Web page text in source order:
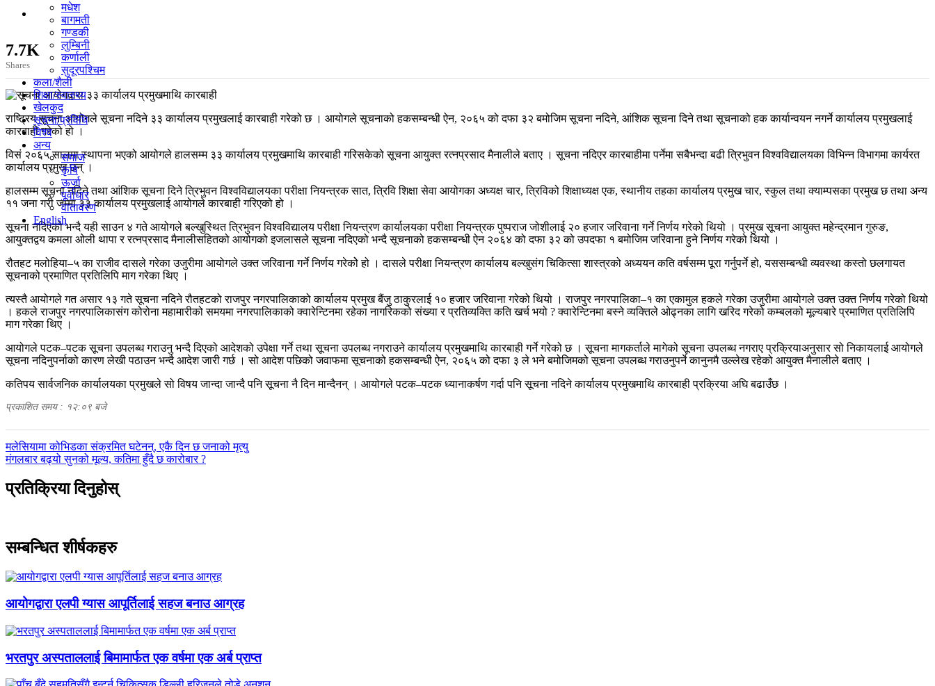
मधेश
बागमती
गण्डकी
लुम्बिनी
कर्णाली
सुदूरपश्चिम
कला/शैली
शिक्षा/स्वास्थ्य
खेलकुद
सूचना/प्रविधि
विश्व
अन्य
समाज
कृषि
ऊर्जा
पूर्वाधार
वातावरण
English
7.7K
Shares
राष्ट्रिय सूचना आयोगले सूचना नदिने ३३ कार्यालय प्रमुखलाई कारबाही गरेको छ । आयोगले सूचनाको हकसम्बन्धी ऐन, २०६५ को दफा ३२ बमोजिम सूचना नदिने, आंशिक सूचना दिने तथा सूचनाको हक कार्यान्वयन नगर्ने कार्यालय प्रमुखलाई
कारबाही गरेको हो ।
विसं २०६५ सालमा स्थापना भएको आयोगले हालसम्म ३३ कार्यालय प्रमुखमाथि कारबाही गरिसकेको सूचना आयुक्त रत्नप्रसाद मैनालीले बताए । सूचना नदिएर कारबाहीमा पर्नेमा सबैभन्दा बढी त्रिभुवन विश्वविद्यालयका विभिन्न विभागमा कार्यरत
कार्यालय प्रमुख छन् ।
हालसम्म सूचना नदिने तथा आंशिक सूचना दिने त्रिभुवन विश्वविद्यालयका परीक्षा नियन्त्रक सात, त्रिवि शिक्षा सेवा आयोगका अध्यक्ष चार, त्रिविको शिक्षाध्यक्ष एक, स्थानीय तहका कार्यालय प्रमुख चार, स्कुल तथा क्याम्पसका प्रमुख छ तथा अन्य
११ जना गरी जम्मा ३३ कार्यालय प्रमुखलाई आयोगले कारबाही गरिएको हो ।
सूचना नदिएको भन्दै यही साउन ४ गते आयोगले बल्खुस्थित त्रिभुवन विश्वविद्यालय परीक्षा नियन्त्रण कार्यालयका परीक्षा नियन्त्रक पुष्पराज जोशीलाई २० हजार जरिवाना गर्ने निर्णय गरेको थियो । प्रमुख सूचना आयुक्त महेन्द्रमान गुरुङ,
आयुक्तद्वय कमला ओली थापा र रत्नप्रसाद मैनालीसहितको आयोगको इजलासले सूचना नदिएको भन्दै सूचनाको हकसम्बन्धी ऐन २०६४ को दफा ३२ को उपदफा १ बमोजिम जरिवाना हुने निर्णय गरेको थियो ।
रौतहट मलोहिया–५ का राजीव दासले गरेका उजुरीमा आयोगले उक्त जरिवाना गर्ने निर्णय गरेकोे हो । दासले परीक्षा नियन्त्रण कार्यालय बल्खुसंग चिकित्सा शास्त्रको अध्ययन कति वर्षसम्म पूरा गर्नुपर्ने हो, यससम्बन्धी व्यवस्था कस्तो छलगायत
सूचनाको प्रमाणित प्रतिलिपि माग गरेका थिए ।
त्यस्तै आयोगले गत असार १३ गते सूचना नदिने रौतहटको राजपुर नगरपालिकाको कार्यालय प्रमुख बैंजु ठाकुरलाई १० हजार जरिवाना गरेको थियो । राजपुर नगरपालिका–१ का एकामुल हकले गरेका उजुरीमा आयोगले उक्त उक्त निर्णय गरेको थियो
। हकले राजपुर नगरपालिकासंग कोरोना महामारीको समयमा नगरपालिकाको क्वारेन्टिनमा रहेका नागरिकको संख्या र प्रतिव्यक्ति कति खर्च भयो ? क्वारेन्टिनमा बस्ने व्यक्तिले ओढ्नका लागि खरिद गरेको कम्बलको मूल्यबारे प्रमाणित प्रतिलिपि
माग गरेका थिए ।
आयोगले पटक–पटक सूचना उपलब्ध गराउनु भन्दै दिएको आदेशको उपेक्षा गर्ने तथा सूचना उपलब्ध नगराउने कार्यालय प्रमुखमाथि कारबाही गर्ने गरेको छ । सूचना मागकर्ताले मागेको सूचना उपलब्ध नगराए प्रक्रियाअनुसार सो निकायलाई आयोगले
सूचना नदिनुपर्नाको कारण लेखी पठाउन भन्दै आदेश जारी गर्छ । सो आदेश पछिको जवाफमा सूचनाको हकसम्बन्धी ऐन, २०६५ को दफा ३ ले भने बमोजिमको सूचना उपलब्ध गराउनुपर्ने कानुनमै उल्लेख रहेको आयुक्त मैनालीले बताए ।
कतिपय सार्वजनिक कार्यालयका प्रमुखले सो विषय जान्दा जान्दै पनि सूचना नै दिन मान्दैनन् । आयोगले पटक–पटक ध्यानाकर्षण गर्दा पनि सूचना नदिने कार्यालय प्रमुखमाथि कारबाही प्रक्रिया अघि बढाउँछ ।
प्रकाशित समय : १२:०९ बजे
पछिल्लाे
-
मलेसियामा कोभिडका संक्रमित घटेनन्, एकै दिन छ जनाको मृत्यु
अघिल्लाे
मंगलबार बढ्यो सुनको मूल्य, कतिमा हुँदै छ कारोबार ?
प्रतिक्रिया दिनुहोस्
सम्बन्धित शीर्षकहरु
आयोगद्वारा एलपी ग्यास आपूर्तिलाई सहज बनाउ आग्रह
भरतपुर अस्पताललाई बिमामार्फत एक वर्षमा एक अर्ब प्राप्त